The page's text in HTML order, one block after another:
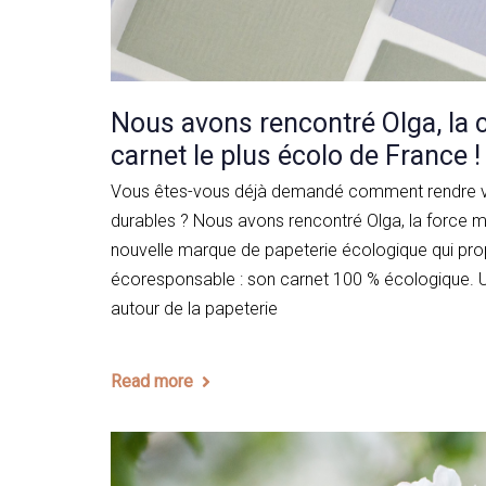
Nous avons rencontré Olga, la
carnet le plus écolo de France !
Vous êtes-vous déjà demandé comment rendre
durables ? Nous avons rencontré Olga, la force
nouvelle marque de papeterie écologique qui
écoresponsable : son carnet 100 % écologique.
autour de la papeterie
Read more